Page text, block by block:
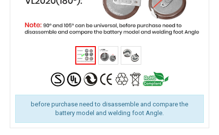
before purchase need to disassemble and compare the
battery model and welding foot Angle.